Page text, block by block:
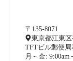
〒135-8071
東京都江東区
TFTビル郵便局
月～金: